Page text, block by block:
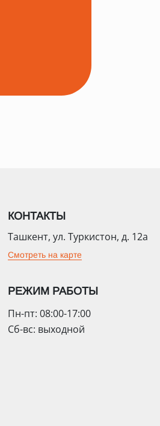
КОНТАКТЫ
Ташкент, ул. Туркистон, д. 12а
Смотреть на карте
РЕЖИМ РАБОТЫ
Пн-пт: 08:00-17:00
Сб-вс: выходной